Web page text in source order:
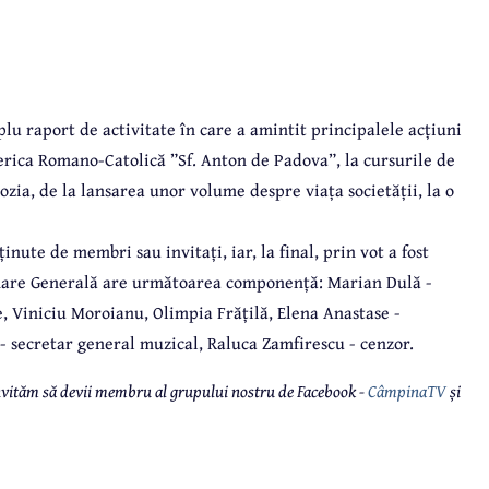
raport de activitate în care a amintit principalele acțiuni
Romano-Catolică ”Sf. Anton de Padova”, la cursurile de
de la lansarea unor volume despre viața societății, la o
de membri sau invitați, iar, la final, prin vot a fost
Generală are următoarea componență: Marian Dulă -
Moroianu, Olimpia Frățilă, Elena Anastase -
general muzical, Raluca Zamfirescu - cenzor.
să devii membru al grupului nostru de Facebook -CâmpinaTVși